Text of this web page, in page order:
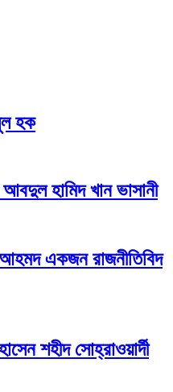
হক
হামিদ খান ভাসানী
একজন রাজনীতিবিদ
শহীদ সোহ্‌রাওয়ার্দী